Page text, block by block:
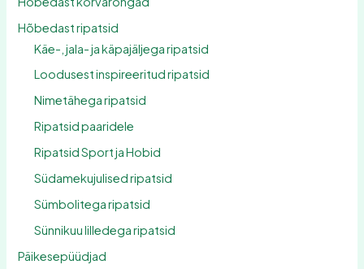
Hõbedast ripatsid
Käe-, jala- ja käpajäljega ripatsid
Loodusest inspireeritud ripatsid
Nimetähega ripatsid
Ripatsid paaridele
Ripatsid Sport ja Hobid
Südamekujulised ripatsid
Sümbolitega ripatsid
Sünnikuu lilledega ripatsid
Päikesepüüdjad